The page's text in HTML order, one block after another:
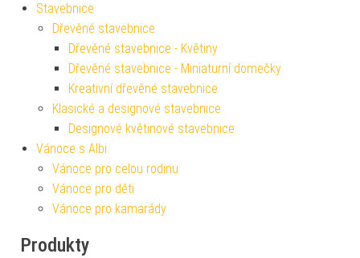
Stavebnice
Dřevěné stavebnice
Dřevěné stavebnice - Květiny
Dřevěné stavebnice - Miniaturní domečky
Kreativní dřevěné stavebnice
Klasické a designové stavebnice
Designové květinové stavebnice
Vánoce s Albi
Vánoce pro celou rodinu
Vánoce pro děti
Vánoce pro kamarády
Produkty